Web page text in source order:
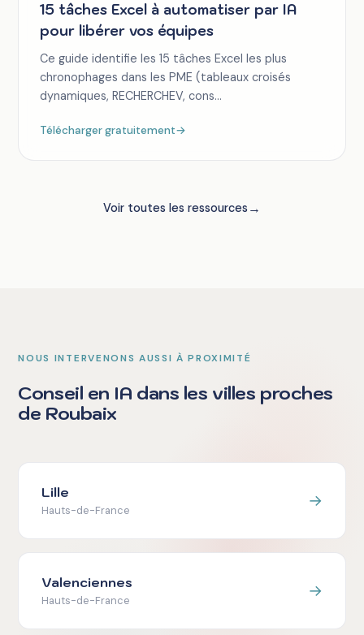
15 tâches Excel à automatiser par IA
pour libérer vos équipes
Ce guide identifie les 15 tâches Excel les plus
chronophages dans les PME (tableaux croisés
dynamiques, RECHERCHEV, cons...
Télécharger gratuitement→
Voir toutes les ressources→
NOUS INTERVENONS AUSSI À PROXIMITÉ
Conseil en IA dans les villes proches
de Roubaix
Lille
Hauts-de-France →
Valenciennes
Hauts-de-France →